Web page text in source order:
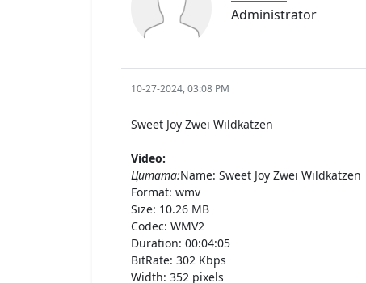
Administrator
10-27-2024, 03:08 PM
Sweet Joy Zwei Wildkatzen
Video:
Цитата:Name: Sweet Joy Zwei Wildkatzen
Format: wmv
Size: 10.26 MB
Codec: WMV2
Duration: 00:04:05
BitRate: 302 Kbps
Width: 352 pixels